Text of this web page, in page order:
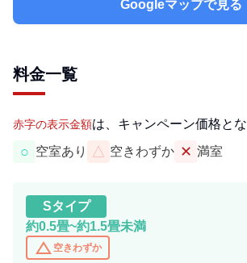
Googleマップで見る
料金一覧
赤字の表示金額は、キャンペーン価格と
○ 空室あり △ 空きわずか ✕ 満室
Sタイプ
約0.5畳~約1.5畳未満
change_history 空きわずか